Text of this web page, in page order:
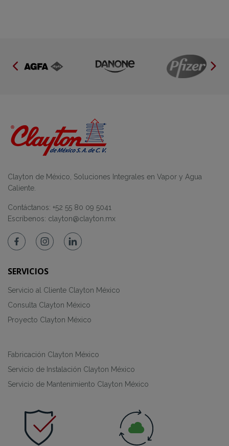
Clayton de México, Soluciones Integrales en Vapor y Agua
Caliente.
Contáctanos: +52 55 80 09 5041
Escríbenos: clayton@clayton.mx
SERVICIOS
Servicio al Cliente Clayton México
Consulta Clayton México
Proyecto Clayton México
Fabricación Clayton México
Servicio de Instalación Clayton México
Servicio de Mantenimiento Clayton México